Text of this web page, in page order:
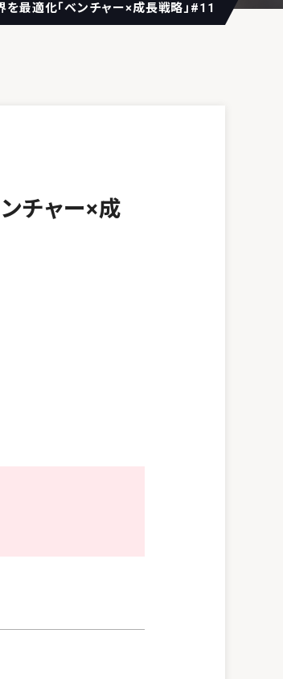
最適化「ベンチャー×成長戦略」#11
チャー×成